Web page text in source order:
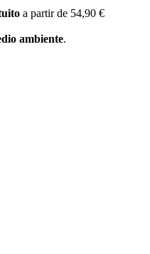
a partir de 54,90 €
ambiente.